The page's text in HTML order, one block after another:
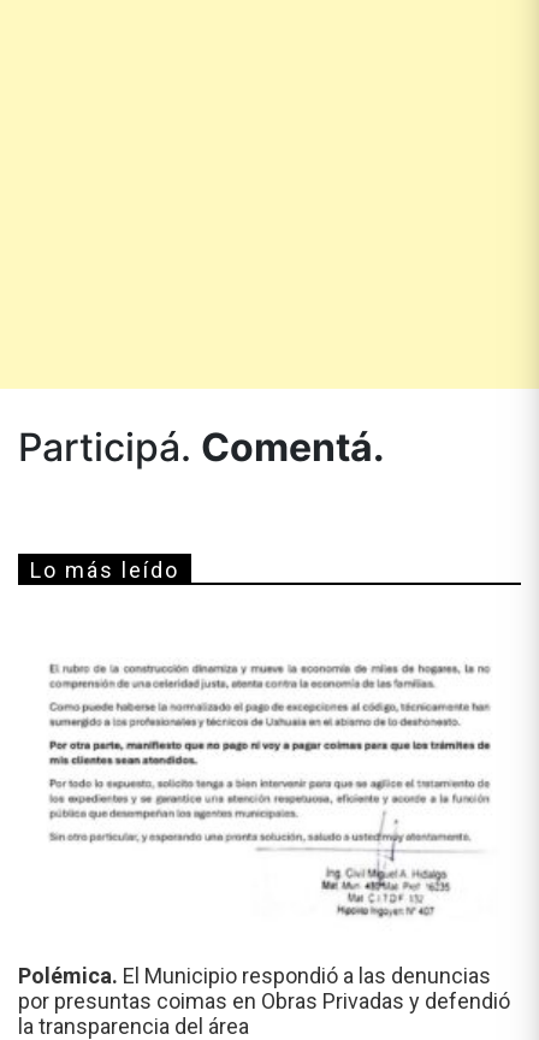
Participá. Comentá.
Lo más leído
Polémica. El Municipio respondió a las denuncias
por presuntas coimas en Obras Privadas y defendió
la transparencia del área